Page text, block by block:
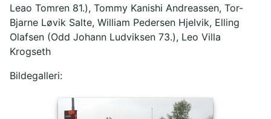
Leao Tomren 81.), Tommy Kanishi Andreassen, Tor-
Bjarne Løvik Salte, William Pedersen Hjelvik, Elling
Olafsen (Odd Johann Ludviksen 73.), Leo Villa
Krogseth
Bildegalleri: